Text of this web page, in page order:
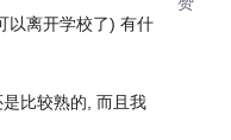
以离开学校了) 有什
比较熟的, 而且我